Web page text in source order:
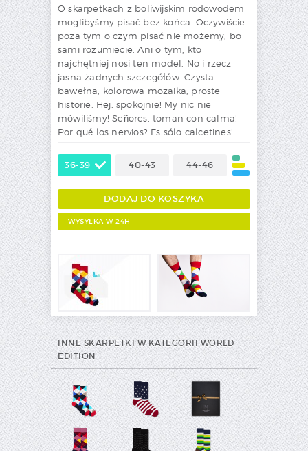
O skarpetkach z boliwijskim rodowodem
moglibyśmy pisać bez końca. Oczywiście
poza tym o czym pisać nie możemy, bo
sami rozumiecie. Ani o tym, kto
najchętniej nosi ten model. No i rzecz
jasna żadnych szczegółów. Czysta
bawełna, kolorowa mozaika, proste
historie. Hej, spokojnie! My nic nie
mówiliśmy! Señores, toman con calma!
Por qué los nervios? Es sólo calcetines!
36-39 40-43 44-46
WYSYŁKA W 24H
INNE SKARPETKI W KATEGORII WORLD
EDITION